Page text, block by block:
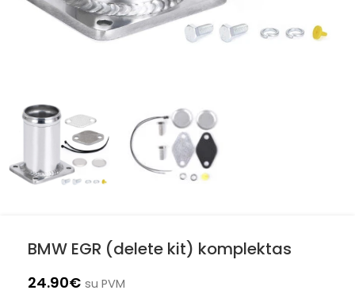
BMW EGR (delete kit) komplektas
24.90€ su PVM